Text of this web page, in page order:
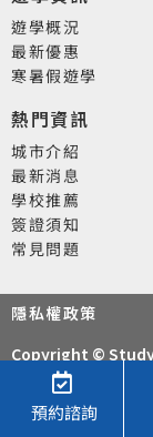
遊學概況
最新優惠
寒暑假遊學
熱門資訊
城市介紹
最新消息
學校推薦
簽證須知
常見問題
隱私權政策
Copyright ©
預約諮詢